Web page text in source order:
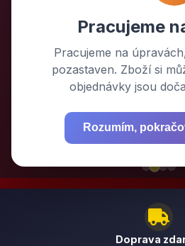
Pracujeme
Pracujeme na
pozastaven. Zboží si
objednávky jsou
Rozumím,
nad 2
PPL doručení do 24 hodin
online •
Objednat
Doprava